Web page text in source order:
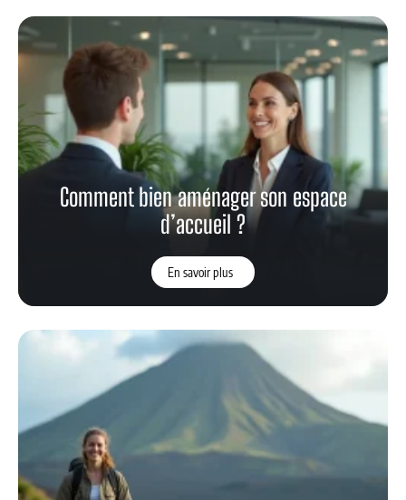
Comment bien aménager son espace
d’accueil ?
En savoir plus